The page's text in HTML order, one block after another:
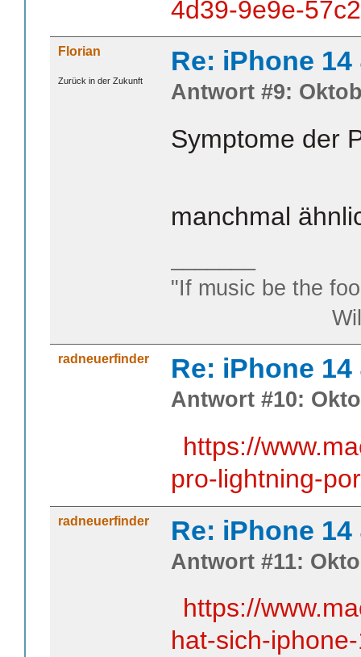
4d39-9e9e-
Florian
Zurück in der Zukunft
Re: iPhone
Antwort #9:
Symptome der
manchmal
"If music be the
William
radneuerfinder Re: iPhone
Antwort #10:
https://
pro-lightning-
radneuerfinder Re: iPhone
Antwort #11:
https://
hat-sich-